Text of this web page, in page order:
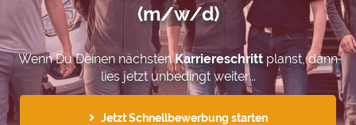
(m/w/d)
Wenn Du Deinen nächstenKarriereschritt planst, dann
lies jetzt unbedingt weiter...
Jetzt Schnellbewerbung starten